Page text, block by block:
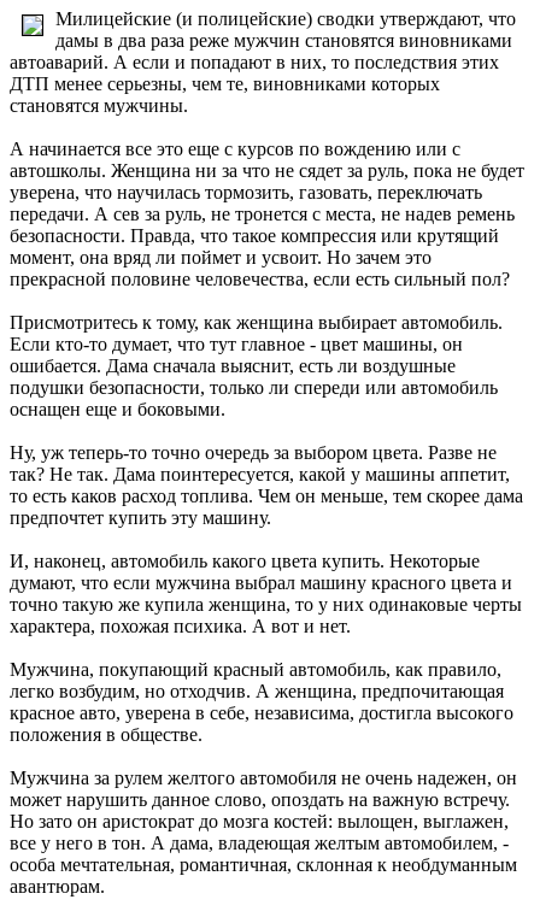
Милицейские (и полицейские) сводки утверждают, что
дамы в два раза реже мужчин становятся виновниками
автоаварий. А если и попадают в них, то последствия этих
ДТП менее серьезны, чем те, виновниками которых
становятся мужчины.
А начинается все это еще с курсов по вождению или с
автошколы. Женщина ни за что не сядет за руль, пока не будет
уверена, что научилась тормозить, газовать, переключать
передачи. А сев за руль, не тронется с места, не надев ремень
безопасности. Правда, что такое компрессия или крутящий
момент, она вряд ли поймет и усвоит. Но зачем это
прекрасной половине человечества, если есть сильный пол?
Присмотритесь к тому, как женщина выбирает автомобиль.
Если кто-то думает, что тут главное - цвет машины, он
ошибается. Дама сначала выяснит, есть ли воздушные
подушки безопасности, только ли спереди или автомобиль
оснащен еще и боковыми.
Ну, уж теперь-то точно очередь за выбором цвета. Разве не
так? Не так. Дама поинтересуется, какой у машины аппетит,
то есть каков расход топлива. Чем он меньше, тем скорее дама
предпочтет купить эту машину.
И, наконец, автомобиль какого цвета купить. Некоторые
думают, что если мужчина выбрал машину красного цвета и
точно такую же купила женщина, то у них одинаковые черты
характера, похожая психика. А вот и нет.
Мужчина, покупающий красный автомобиль, как правило,
легко возбудим, но отходчив. А женщина, предпочитающая
красное авто, уверена в себе, независима, достигла высокого
положения в обществе.
Мужчина за рулем желтого автомобиля не очень надежен, он
может нарушить данное слово, опоздать на важную встречу.
Но зато он аристократ до мозга костей: вылощен, выглажен,
все у него в тон. А дама, владеющая желтым автомобилем, -
особа мечтательная, романтичная, склонная к необдуманным
авантюрам.